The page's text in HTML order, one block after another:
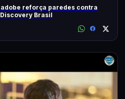
reforça paredes contra
Brasil